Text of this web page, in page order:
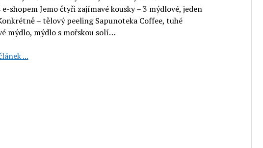
shopem Jemo čtyři zajímavé kousky – 3 mýdlové, jeden
– tělový peeling Sapunoteka Coffee, tuhé
mýdlo, mýdlo s mořskou solí…
...Sapunoteka: